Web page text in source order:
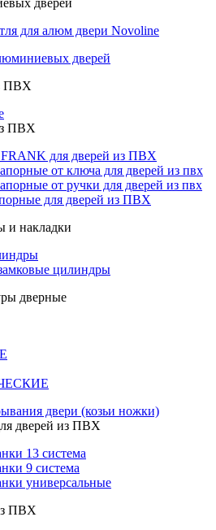
дверей
для алюм двери Novoline
дверей
ПВХ
ПВХ
для дверей из ПВХ
от ключа для дверей из пвх
от ручки для дверей из пвх
для дверей из ПВХ
и накладки
цилиндры
дверные
двери (козьи ножки)
дверей из ПВХ
13 система
9 система
универсальные
ПВХ